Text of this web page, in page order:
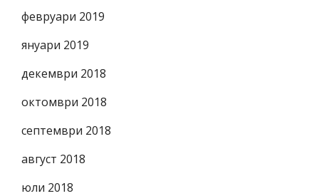
февруари 2019
януари 2019
декември 2018
октомври 2018
септември 2018
август 2018
юли 2018